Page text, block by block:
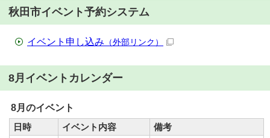
秋田市イベント予約システム
イベント申し込み （外部リンク）
8月イベントカレンダー
8月のイベント
日時
イベント内容
備考